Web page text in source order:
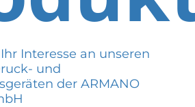
Interesse an unseren
und
der ARMANO